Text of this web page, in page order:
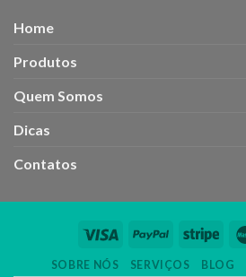
Home
Produtos
Quem Somos
Dicas
Contatos
SOBRE NÓS SERVIÇOS BLOG